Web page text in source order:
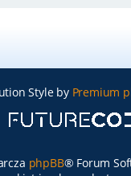
Style by Premium
phpBB® Forum